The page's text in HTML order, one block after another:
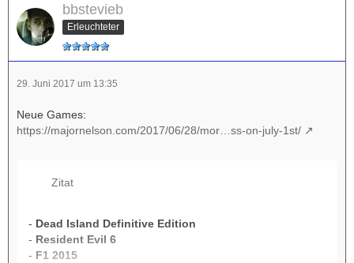
bbstevieb
Erleuchteter
29. Juni 2017 um 13:35
Neue Games:
https://majornelson.com/2017/06/28/mor…ss-on-july-1st/
Zitat
- Dead Island Definitive Edition
- Resident Evil 6
- F1 2015